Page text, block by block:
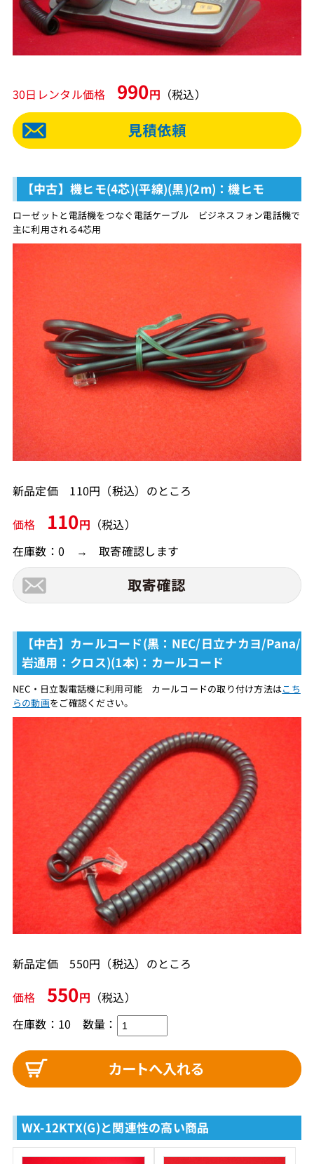
30日レンタル価格 990円 （税込）
【中古】機ヒモ(4芯)(平線)(黒)(2m)：機ヒモ
ローゼットと電話機をつなぐ電話ケーブル ビジネスフォン電話機で
主に利用される4芯用
新品定価 110円（税込）のところ
価格 110円 （税込）
在庫数：0 → 取寄確認します
【中古】カールコード(黒：NEC/日立ナカヨ/Pana/
岩通用：クロス)(1本)：カールコード
NEC・日立製電話機に利用可能 カールコードの取り付け方法はこち
らの動画をご確認ください。
新品定価 550円（税込）のところ
価格 550円 （税込）
在庫数：10 数量：
WX-12KTX(G)と関連性の高い商品